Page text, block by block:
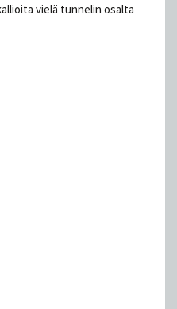
vielä tunnelin osalta